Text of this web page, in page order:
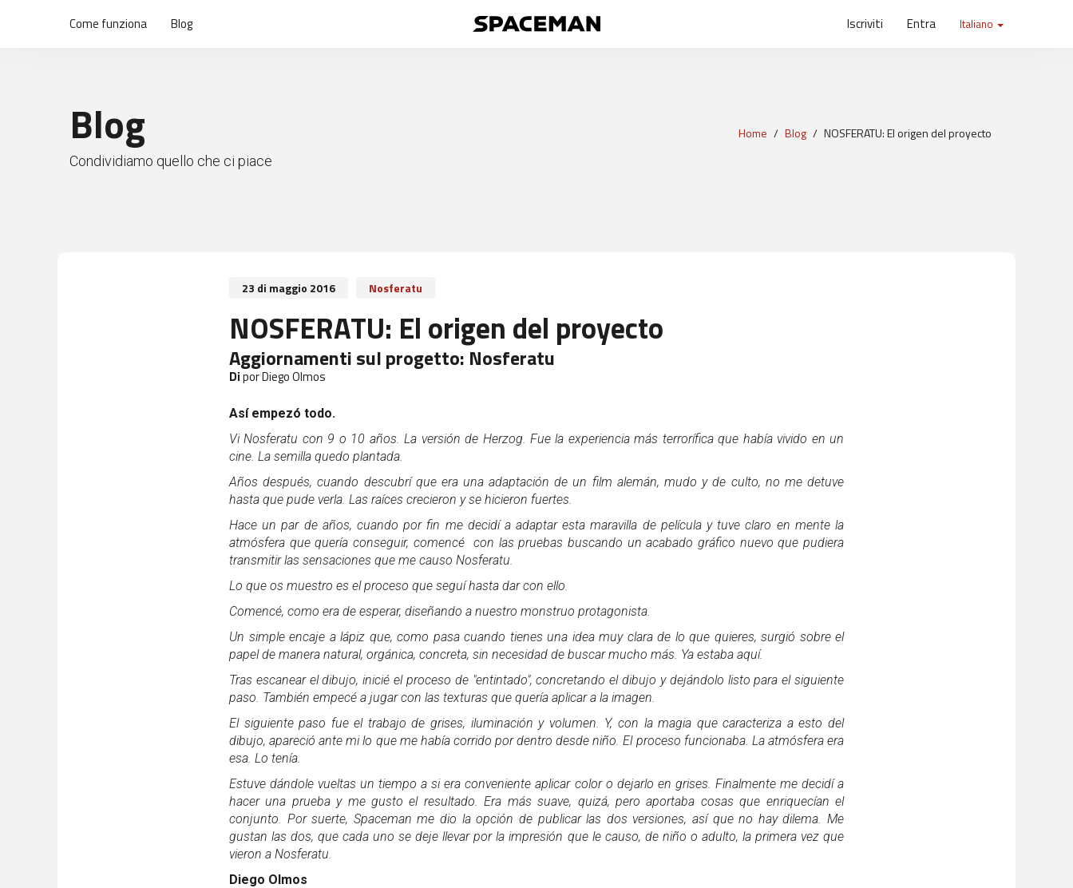
Come funziona Blog Iscriviti Entra Italiano
Blog
Condividiamo quello che ci piace
Home Blog NOSFERATU: El origen del proyecto
23 di maggio 2016 Nosferatu
NOSFERATU: El origen del proyecto
Aggiornamenti sul progetto: Nosferatu
Dipor Diego Olmos
Así empezó todo.
Vi Nosferatu con 9 o 10 años. La versión de Herzog. Fue la experiencia más terrorífica que había vivido en un
cine. La semilla quedo plantada.
Años después, cuando descubrí que era una adaptación de un film alemán, mudo y de culto, no me detuve
hasta que pude verla. Las raíces crecieron y se hicieron fuertes.
Hace un par de años, cuando por fin me decidí a adaptar esta maravilla de película y tuve claro en mente la
atmósfera que quería conseguir, comencé con las pruebas buscando un acabado gráfico nuevo que pudiera
transmitir las sensaciones que me causo Nosferatu.
Lo que os muestro es el proceso que seguí hasta dar con ello.
Comencé, como era de esperar, diseñando a nuestro monstruo protagonista.
Un simple encaje a lápiz que, como pasa cuando tienes una idea muy clara de lo que quieres, surgió sobre el
papel de manera natural, orgánica, concreta, sin necesidad de buscar mucho más. Ya estaba aquí.
Tras escanear el dibujo, inicié el proceso de "entintado", concretando el dibujo y dejándolo listo para el siguiente
paso. También empecé a jugar con las texturas que quería aplicar a la imagen.
El siguiente paso fue el trabajo de grises, iluminación y volumen. Y, con la magia que caracteriza a esto del
dibujo, apareció ante mi lo que me había corrido por dentro desde niño. El proceso funcionaba. La atmósfera era
esa. Lo tenía.
Estuve dándole vueltas un tiempo a si era conveniente aplicar color o dejarlo en grises. Finalmente me decidí a
hacer una prueba y me gusto el resultado. Era más suave, quizá, pero aportaba cosas que enriquecían el
conjunto. Por suerte, Spaceman me dio la opción de publicar las dos versiones, así que no hay dilema. Me
gustan las dos, que cada uno se deje llevar por la impresión que le causo, de niño o adulto, la primera vez que
vieron a Nosferatu.
Diego Olmos